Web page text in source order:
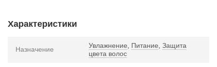
Характеристики
Назначение Увлажнение, Питание, Защита
цвета волос